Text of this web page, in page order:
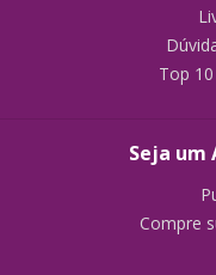
Top
Seja um
Compre